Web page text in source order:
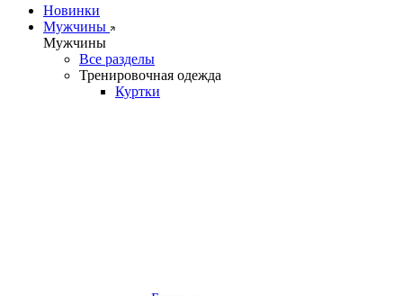
Новинки
Мужчины
Мужчины
Все разделы
Тренировочная одежда
Куртки